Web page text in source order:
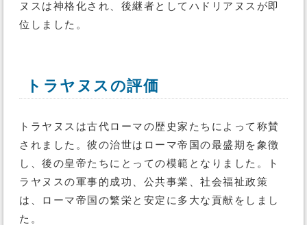
ヌスは神格化され、後継者としてハドリアヌスが即
位しました。
トラヤヌスの評価
トラヤヌスは古代ローマの歴史家たちによって称賛
されました。彼の治世はローマ帝国の最盛期を象徴
し、後の皇帝たちにとっての模範となりました。ト
ラヤヌスの軍事的成功、公共事業、社会福祉政策
は、ローマ帝国の繁栄と安定に多大な貢献をしまし
た。